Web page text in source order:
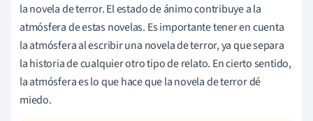
la novela de terror. El estado de ánimo contribuye a la
atmósfera de estas novelas. Es importante tener en cuenta
la atmósfera al escribir una novela de terror, ya que separa
la historia de cualquier otro tipo de relato. En cierto sentido,
la atmósfera es lo que hace que la novela de terror dé
miedo.